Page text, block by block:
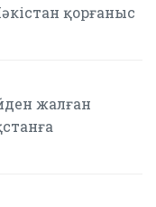
қорғаныс
жалған